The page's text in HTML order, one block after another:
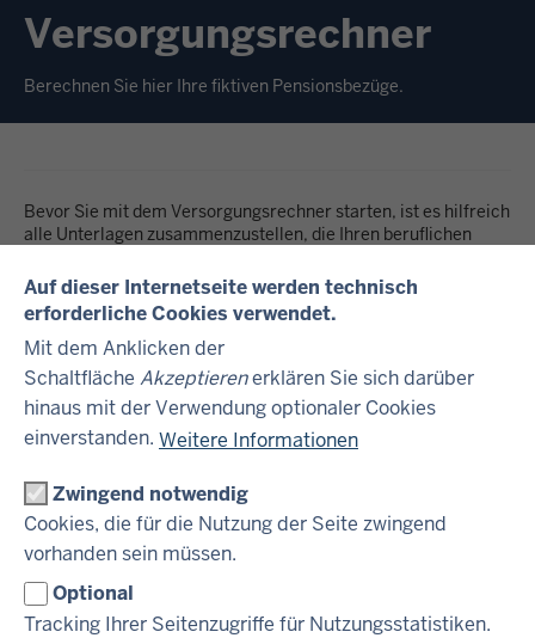
Auf dieser Internetseite werden technisch
erforderliche Cookies verwendet.
Mit dem Anklicken der
Schaltfläche Akzeptierenerklären Sie sich darüber
hinaus mit der Verwendung optionaler Cookies
einverstanden. Weitere Informationen
Zwingend notwendig
Cookies, die für die Nutzung der Seite zwingend
vorhanden sein müssen.
Optional
Tracking Ihrer Seitenzugriffe für Nutzungsstatistiken.
Versorgungsrechner
Berechnen Sie hier Ihre fiktiven Pensionsbezüge.
Bevor Sie mit dem Versorgungsrechner starten, ist es hilfreich
alle Unterlagen zusammenzustellen, die Ihren beruflichen
Jetzt den Versorgungsrechner starten.
Anwendungshilfen
Fachliche Hinweise